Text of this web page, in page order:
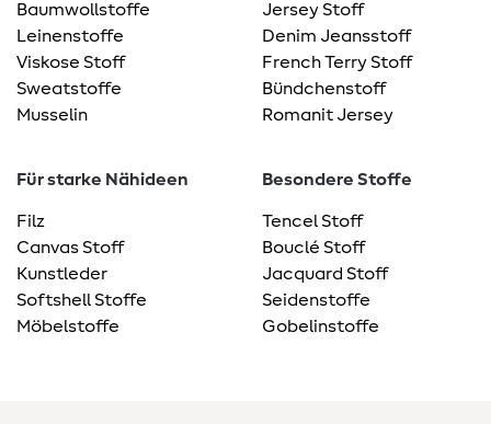
Baumwollstoffe
Leinenstoffe
Viskose Stoff
Sweatstoffe
Musselin
Jersey Stoff
Denim Jeansstoff
French Terry Stoff
Bündchenstoff
Romanit Jersey
Für starke Nähideen
Filz
Canvas Stoff
Kunstleder
Softshell Stoffe
Möbelstoffe
Besondere Stoffe
Tencel Stoff
Bouclé Stoff
Jacquard Stoff
Seidenstoffe
Gobelinstoffe